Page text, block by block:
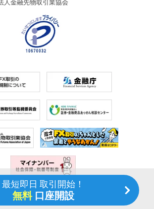
最短即日 取引開始！
無料 口座開設
人金融先物取引業協会
Tanshi FX Co.,Ltd. All Rights Reserved